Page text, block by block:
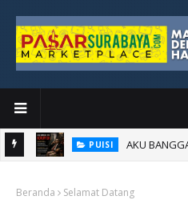
PUISI AKU
Beranda Selamat Datang